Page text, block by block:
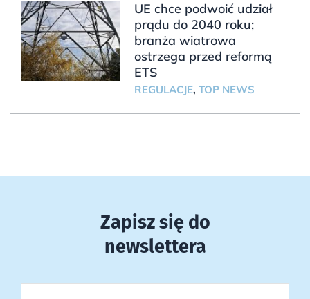
UE chce podwoić udział
prądu do 2040 roku;
branża wiatrowa
ostrzega przed reformą
ETS
REGULACJE, TOP NEWS
Zapisz się do
newslettera